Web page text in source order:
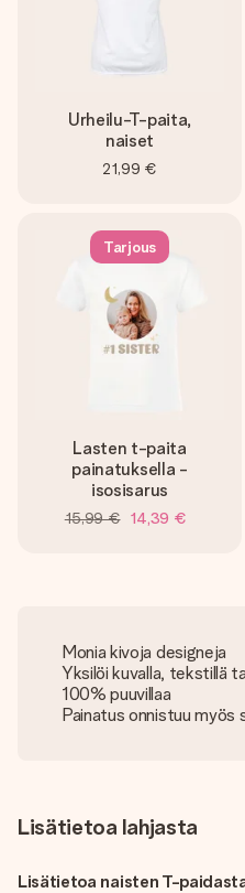
Urheilu-T-paita,
naiset
21,99 €
Tarjous
Lasten t-paita
painatuksella -
isosisarus
15,99 € 14,39 €
Monia kivoja designeja
Yksilöi kuvalla, tekstillä
100% puuvillaa
Painatus onnistuu myös
Lisätietoa lahjasta
Lisätietoa naisten T-